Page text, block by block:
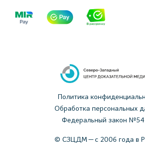
Политика
Обработка персональных
Федеральный закон
© СЗЦДМ — с 2006 года в